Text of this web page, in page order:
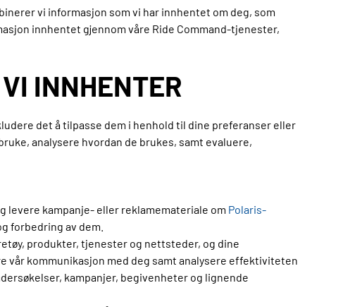
vi informasjon som vi har innhentet om deg, som
innhentet gjennom våre Ride Command-tjenester,
INNHENTER
det å tilpasse dem i henhold til dine preferanser eller
analysere hvordan de brukes, samt evaluere,
levere kampanje- eller reklamemateriale om Polaris-
forbedring av dem.
produkter, tjenester og nettsteder, og dine
kommunikasjon med deg samt analysere effektiviteten
kampanjer, begivenheter og lignende